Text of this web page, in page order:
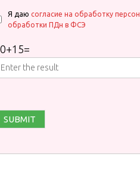
Я даю согласие на обработку
обработки ПДн в ФСЭ
+15=